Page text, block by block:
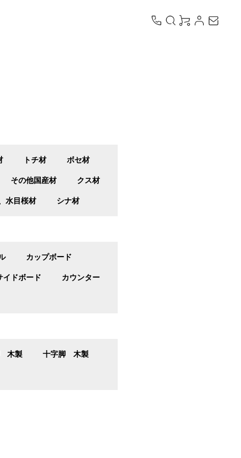
トチ材 ボセ材
その他国産材 クス材
水目桜材 シナ材
カップボード
イドボード カウンター
木製 十字脚 木製